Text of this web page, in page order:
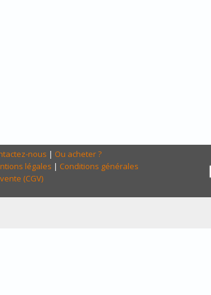
nous | Ou acheter ?
légales | Conditions générales
(CGV)